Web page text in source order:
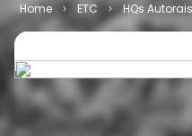
ETC HQs